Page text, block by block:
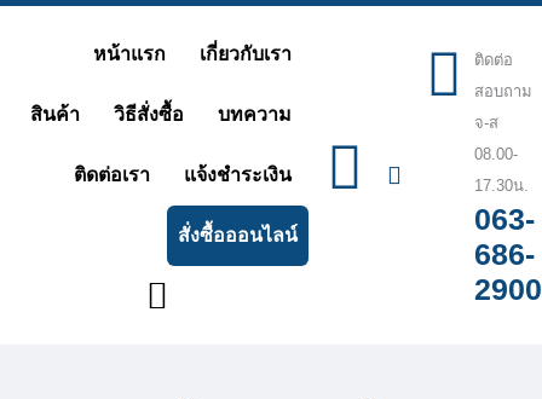
content
หน้าแรก เกี่ยวกับเรา
สินค้า วิธีสั่งซื้อ บทความ
ติดต่อเรา แจ้งชำระเงิน
สั่งซื้อออนไลน์
ติดต่อ
สอบถาม
จ-ส
08.00-
17.30น.
063-
686-
2900